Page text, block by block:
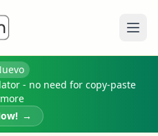
- no need for copy-paste
→